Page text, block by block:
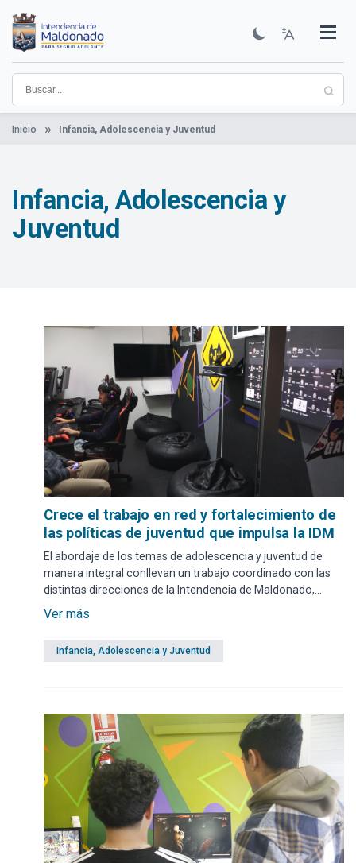
contenido
principal
Institucional
Municipios
Descubre Maldonado
Comunicación
Servicios
Guía De Trámites
Ver Noticias
Inicio Infancia, Adolescencia y Juventud
Infancia, Adolescencia y
Juventud
Crece el trabajo en red y fortalecimiento de
las políticas de juventud que impulsa la IDM
El abordaje de los temas de adolescencia y juventud de
manera integral conllevan un trabajo coordinado con las
distintas direcciones de la Intendencia de Maldonado,
centros educativos y organizaciones de la sociedad civil en
Ver más
Infancia, Adolescencia y Juventud